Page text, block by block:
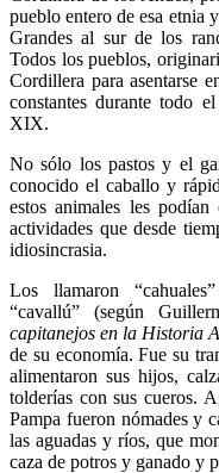
pueblo entero de esa etnia
Grandes al sur de los
Todos los pueblos,
Cordillera para asentarse
constantes durante todo
XIX.
No sólo los pastos y el
conocido el caballo y
estos animales les
actividades que desde
idiosincrasia.
Los llamaron
“cavallú” (según
capitanejos en la Historia
de su economía. Fue su
alimentaron sus hijos,
tolderías con sus cueros.
Pampa fueron nómades y
las aguadas y ríos, que
caza de potros y ganado y